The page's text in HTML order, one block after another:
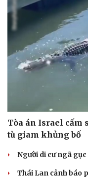
Tòa án Israel cấm
tù giam khủng bố
Người di cư ngã
Thái Lan cảnh báo